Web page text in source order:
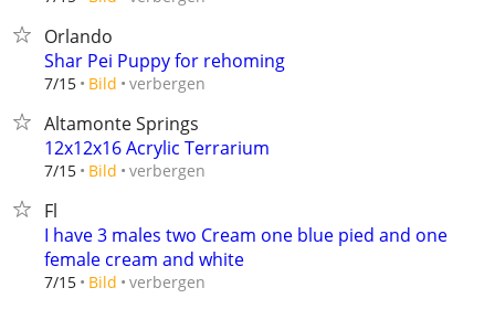
Orlando
Shar Pei Puppy for rehoming
7/15 Bild verbergen
Altamonte Springs
12x12x16 Acrylic Terrarium
7/15 Bild verbergen
Fl
I have 3 males two Cream one blue pied and one
female cream and white
7/15 Bild verbergen